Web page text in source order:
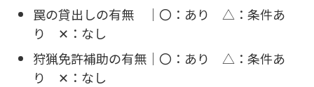
罠の貸出しの有無 ｜〇：あり △：条件あ
り ✕：なし
狩猟免許補助の有無｜〇：あり △：条件あ
り ✕：なし